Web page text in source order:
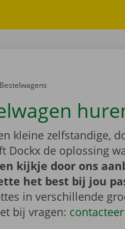
hier:
naar
Bestelwagens
kleine zelfstandige,
Dockx de oplossing
kijkje door ons
het best bij jou
in verschillende
bij vragen: